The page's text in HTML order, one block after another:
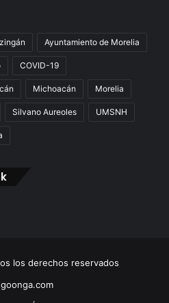
Ayuntamiento de Morelia
COVID-19
Michoacán Morelia
Silvano Aureoles UMSNH
los derechos reservados